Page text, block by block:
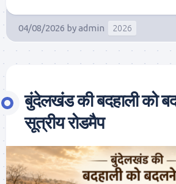
04/08/2026 byadmin 2026
बुंदेलखंड की बदहाली को
सूत्रीय रोडमैप